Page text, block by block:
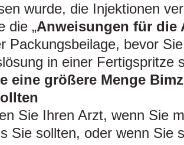
wurde, die Injektionen
die „Anweisungen für die
Packungsbeilage, bevor
in einer Fertigspritze
eine größere Menge
Sie Ihren Arzt, wenn Sie
Sie sollten, oder wenn Sie